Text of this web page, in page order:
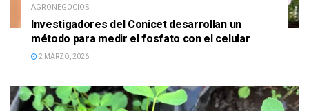
AGRONEGOCIOS
Investigadores del Conicet desarrollan un
método para medir el fosfato con el celular
2 MARZO, 2026